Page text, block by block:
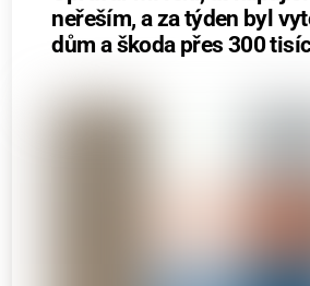
neřeším, a za týden byl
dům a škoda přes 300